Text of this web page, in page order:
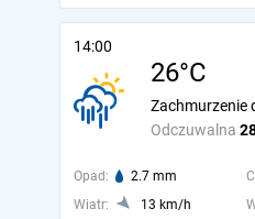
14:00
26°C
Odczuwalna
Zachmurzenie
Opad: 2.7 mm
Wiatr:
13 km/h